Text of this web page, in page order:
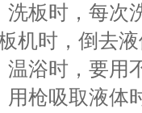
洗板时，每次
机时，倒去
温浴时，要用
用枪吸取液体